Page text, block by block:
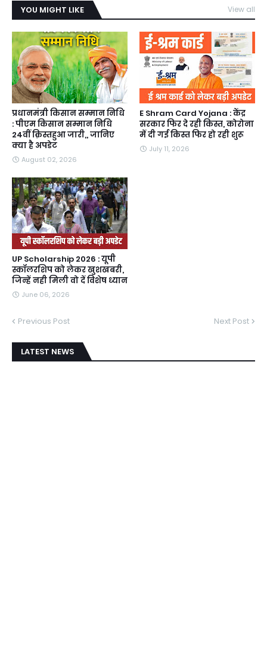
YOU MIGHT LIKE View all
प्रधानमंत्री किसान सम्मान निधि
: पीएम किसान सम्मान निधि
24वीं क़िस्तहुआ जारी,, जानिए
क्या है अपडेट
August 02, 2026
E Shram Card Yojana : केंद्र
सरकार फिर दे रही किस्त, कोरोना
में दी गई किस्त फिर हो रही शुरू
July 11, 2026
UP Scholarship 2026 : यूपी
स्कॉलरशिप को लेकर खुशखबरी,
जिन्हें नही मिली वो दें विशेष ध्यान
June 06, 2026
Previous Post Next Post
LATEST NEWS